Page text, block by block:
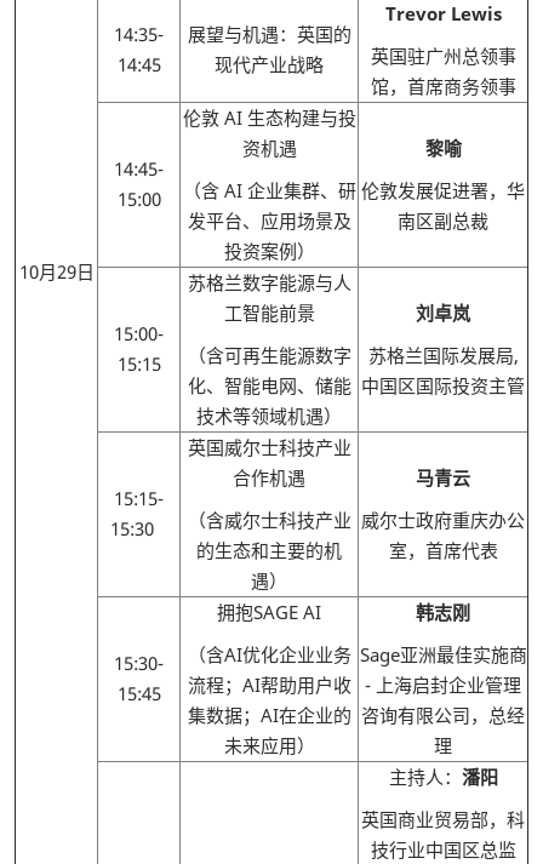
10月29日
14:35-
14:45
展望与机遇：英国的
现代产业战略
Trevor Lewis
英国驻广州总领事
馆，首席商务领事
14:45-
15:00
伦敦 AI 生态构建与投
资机遇
（含 AI 企业集群、研
发平台、应用场景及
投资案例）
黎喻
伦敦发展促进署，华
南区副总裁
15:00-
15:15
苏格兰数字能源与人
工智能前景
（含可再生能源数字
化、智能电网、储能
技术等领域机遇）
刘卓岚
苏格兰国际发展局,
中国区国际投资主管
15:15-
15:30
英国威尔士科技产业
合作机遇
（含威尔士科技产业
的生态和主要的机
遇）
马青云
威尔士政府重庆办公
室，首席代表
15:30-
15:45
拥抱SAGE AI
（含AI优化企业业务
流程；AI帮助用户收
集数据；AI在企业的
未来应用）
韩志刚
Sage亚洲最佳实施商
- 上海启封企业管理
咨询有限公司，总经
理
主持人： 潘阳
英国商业贸易部，科
技行业中国区总监